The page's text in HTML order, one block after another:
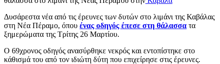
Δυσάρεστα νέα από τις έρευνες των δυτών στο λιμάνι της Καβάλας
στη Νέα Πέραμο, όπου ένας οδηγός έπεσε στη θάλασσα τα
ξημερώματα της Τρίτης 26 Μαρτίου.
Ο 69χρονος οδηγός ανασύρθηκε νεκρός και εντοπίστηκε στο
κάθισμά του από τον ιδιώτη δύτη που επιχείρησε στις έρευνες.